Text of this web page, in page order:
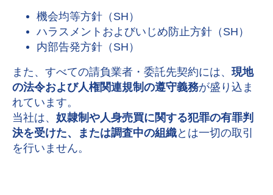
機会均等方針（SH）
ハラスメントおよびいじめ防止方針（SH）
内部告発方針（SH）
また、すべての請負業者・委託先契約には、 現地
の法令および人権関連規制の遵守義務が盛り込ま
れています。
当社は、 奴隷制や人身売買に関する犯罪の有罪判
決を受けた、または調査中の組織とは一切の取引
を行いません。